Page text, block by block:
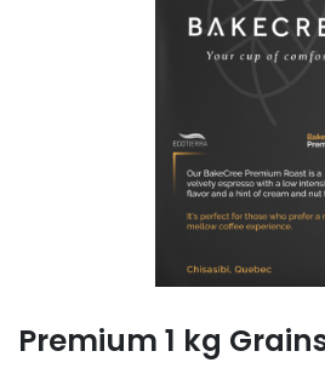
Premium 1 kg